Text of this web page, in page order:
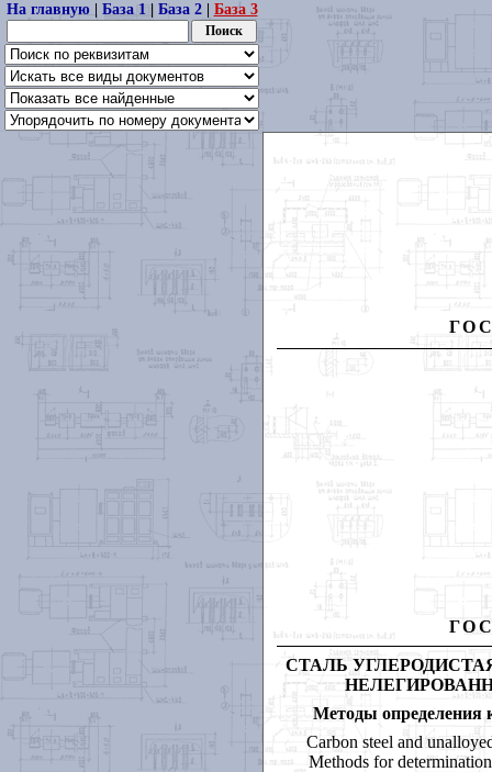
На главную| База 1| База 2| База 3
СТАЛЬ
Методы определения
Carbon steel and
Methods for